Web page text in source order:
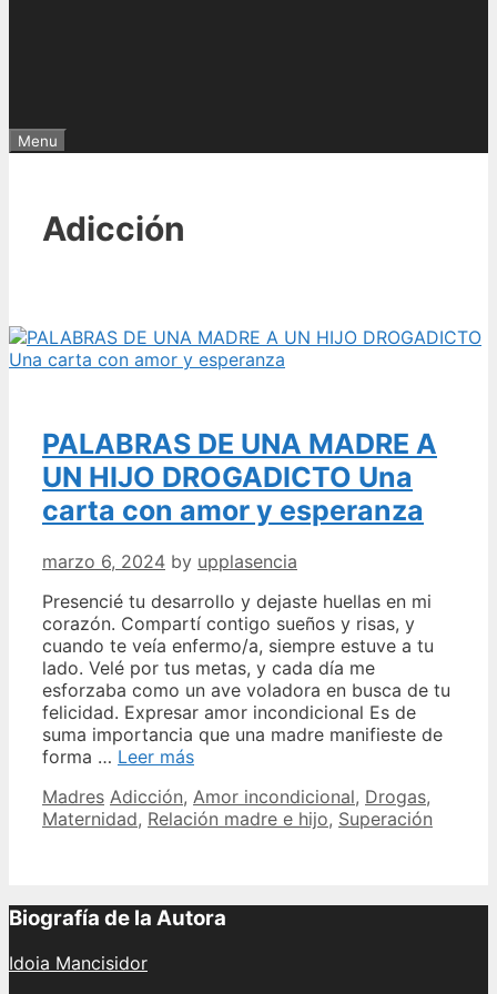
Menu
Adicción
PALABRAS DE UNA MADRE A
UN HIJO DROGADICTO Una
carta con amor y esperanza
marzo 6, 2024 by upplasencia
Presencié tu desarrollo y dejaste huellas en mi
corazón. Compartí contigo sueños y risas, y
cuando te veía enfermo/a, siempre estuve a tu
lado. Velé por tus metas, y cada día me
esforzaba como un ave voladora en busca de tu
felicidad. Expresar amor incondicional Es de
suma importancia que una madre manifieste de
forma … Leer másPALABRAS
UNA
MADRE
DROGADICTO
Una
Categories
Madres Tags
Adicción, Amor incondicional, Drogas,
Maternidad, Relación madre e hijo, Superación
Biografía de la Autora
Idoia Mancisidor